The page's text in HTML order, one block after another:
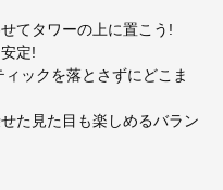
てタワーの上に置こう!
定!
ックを落とさずにどこま
た見た目も楽しめるバラン